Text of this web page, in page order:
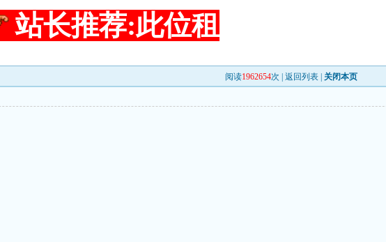
站长推荐:此位租
阅读1962654次 |返回列表 关闭本页